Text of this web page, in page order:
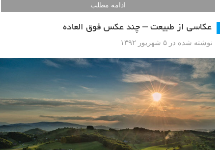
ادامه مطلب
عکاسی از طبیعت – چند عکس فوق العاده
نوشته شده در ۵ شهریور ۱۳۹۲